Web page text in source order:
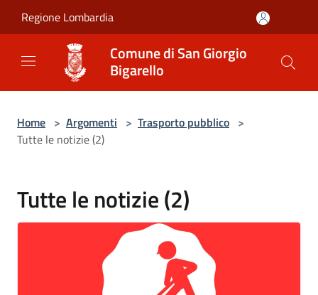
Regione Lombardia
Comune di San Giorgio
Bigarello
Home > Argomenti > Trasporto pubblico >
Tutte le notizie (2)
Tutte le notizie (2)